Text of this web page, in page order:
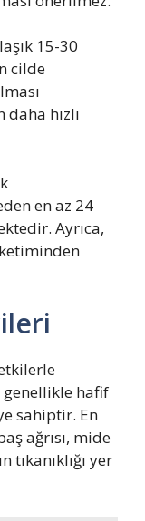
15-30
cilde
hızlı
en az 24
Ayrıca,
genellikle hafif
sahiptir. En
ağrısı, mide
tıkanıklığı yer